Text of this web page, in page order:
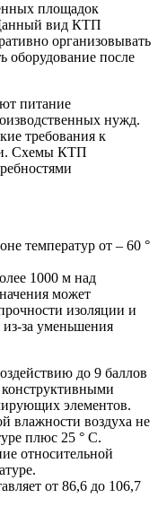
площадок
вид КТП
организовывать
оборудование после
питание
нужд.
требования к
Схемы КТП
температур от – 60 °
1000 м над
может
изоляции и
за уменьшения
до 9 баллов
элементов.
влажности воздуха не
плюс 25 ° C.
относительной
от 86,6 до 106,7